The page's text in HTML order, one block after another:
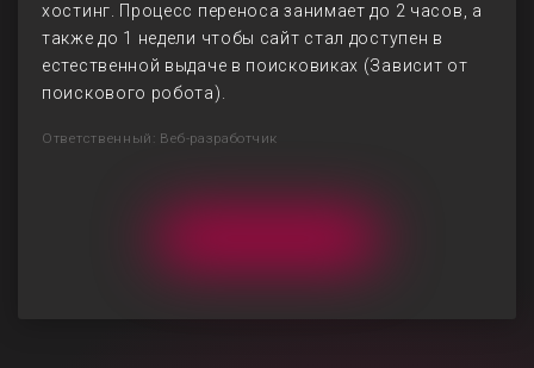
хостинг. Процесс переноса занимает до 2 часов, а
также до 1 недели чтобы сайт стал доступен в
естественной выдаче в поисковиках (Зависит от
поискового робота).
Ответственный: Веб-разработчик